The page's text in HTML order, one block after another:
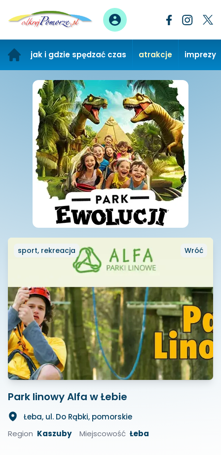
jak i gdzie spędzać czas atrakcje imprezy
sport, rekreacja Wróć
Park linowy Alfa w Łebie
Łeba, ul. Do Rąbki, pomorskie
Region Kaszuby Miejscowość Łeba